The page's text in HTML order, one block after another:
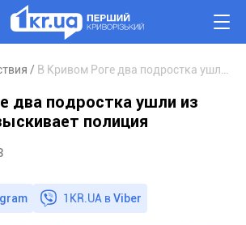
два подростка ушли из
полиция
1KR.UA вViber